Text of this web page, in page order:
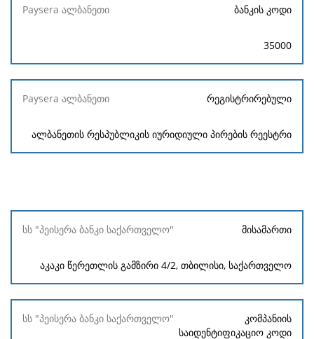
ბანკის კოდი
35000
რეგისტრირებული
ალბანეთის რესპუბლიკის იურიდიული პირების რეესტრი
სს "პეისერა
მისამართი
აკაკი წერეთლის გამზირი 4/2, თბილისი, საქართველო
კომპანიის
საიდენტიფიკაციო კოდი